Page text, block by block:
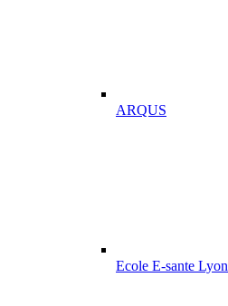
ARQUS
Ecole E-sante Lyon